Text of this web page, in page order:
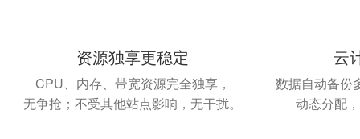
资源独享更稳定
CPU、内存、带宽资源完全独享，
无争抢；不受其他站点影响，无干扰。
云
数据自动备份
动态分配